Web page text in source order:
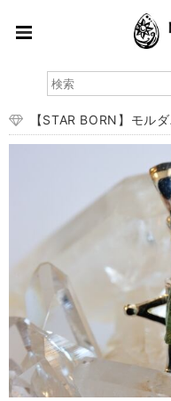
【STAR BORN】モル